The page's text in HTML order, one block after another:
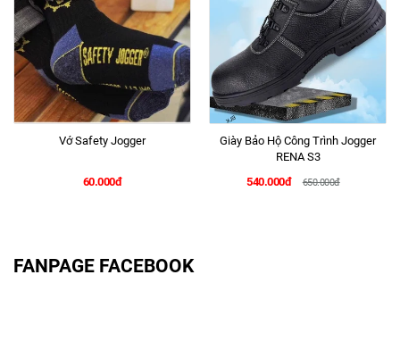
Vớ Safety Jogger
60.000đ
Giày Bảo Hộ Công Trình Jogger
RENA S3
540.000đ
650.000đ
FANPAGE FACEBOOK